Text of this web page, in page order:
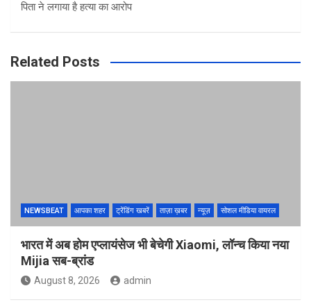
पिता ने लगाया है हत्या का आरोप
Related Posts
NEWSBEAT आपका शहर ट्रेंडिंग खबरें ताज़ा ख़बर न्यूज़ सोशल मीडिया वायरल
भारत में अब होम एप्लायंसेज भी बेचेगी Xiaomi, लॉन्च किया नया
Mijia सब-ब्रांड
August 8, 2026 admin